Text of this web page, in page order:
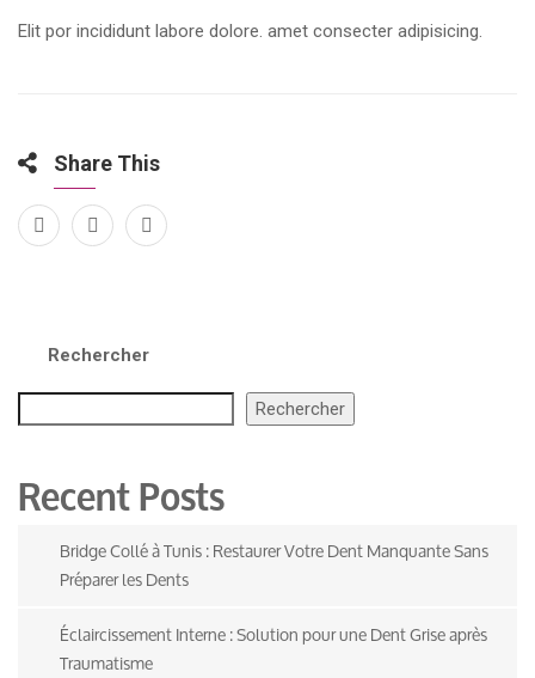
Elit por incididunt labore dolore. amet consecter adipisicing.
Share This
Rechercher
Rechercher
Recent Posts
Bridge Collé à Tunis : Restaurer Votre Dent Manquante Sans
Préparer les Dents
Éclaircissement Interne : Solution pour une Dent Grise après
Traumatisme